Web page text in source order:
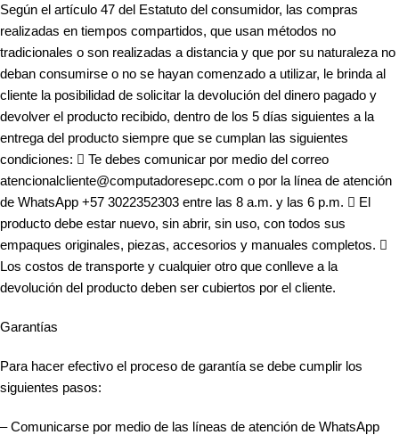
Según el artículo 47 del Estatuto del consumidor, las compras
realizadas en tiempos compartidos, que usan métodos no
tradicionales o son realizadas a distancia y que por su naturaleza no
deban consumirse o no se hayan comenzado a utilizar, le brinda al
cliente la posibilidad de solicitar la devolución del dinero pagado y
devolver el producto recibido, dentro de los 5 días siguientes a la
entrega del producto siempre que se cumplan las siguientes
condiciones:  Te debes comunicar por medio del correo
atencionalcliente@computadoresepc.com o por la línea de atención
de WhatsApp +57 3022352303 entre las 8 a.m. y las 6 p.m.  El
producto debe estar nuevo, sin abrir, sin uso, con todos sus
empaques originales, piezas, accesorios y manuales completos. 
Los costos de transporte y cualquier otro que conlleve a la
devolución del producto deben ser cubiertos por el cliente.
Garantías
Para hacer efectivo el proceso de garantía se debe cumplir los
siguientes pasos:
– Comunicarse por medio de las líneas de atención de WhatsApp